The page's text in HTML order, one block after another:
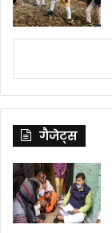
गैजेट्स